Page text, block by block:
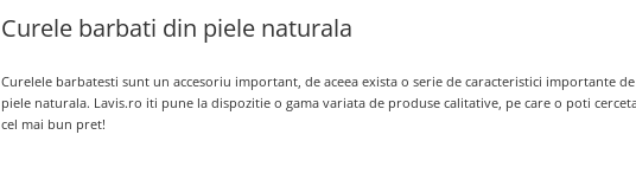
Curele barbati din piele naturala
Curelele barbatesti sunt un accesoriu important, de aceea exista o serie de caracteristici importante
piele naturala. Lavis.ro iti pune la dispozitie o gama variata de produse calitative, pe care o poti
cel mai bun pret!